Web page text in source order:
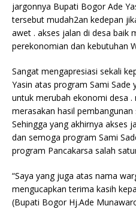
jargonnya Bupati Bogor Ade
tersebut mudah2an kedepan
awet . akses jalan di desa baik
perekonomian dan kebutuhan
Sangat mengapresiasi sekali
Yasin atas program Sami Sade
untuk merubah ekonomi desa
merasakan hasil
Sehingga yang akhirnya akses
dan semoga program Sami
program Pancakarsa salah
“Saya yang juga atas nama
mengucapkan terima kasih
(Bupati Bogor Hj.Ade